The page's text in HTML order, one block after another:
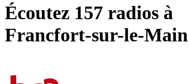
Écoutez 157 radios à
Francfort-sur-le-Main